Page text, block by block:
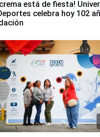
crema está de fiesta!
celebra hoy 102